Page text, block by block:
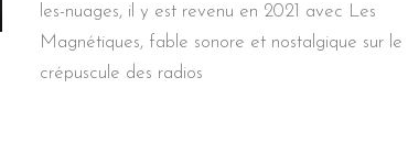
les-nuages, il y est revenu en 2021 avec Les
Magnétiques, fable sonore et nostalgique sur le
crépuscule des radios